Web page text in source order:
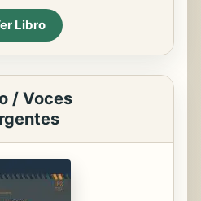
Libro
/ Voces